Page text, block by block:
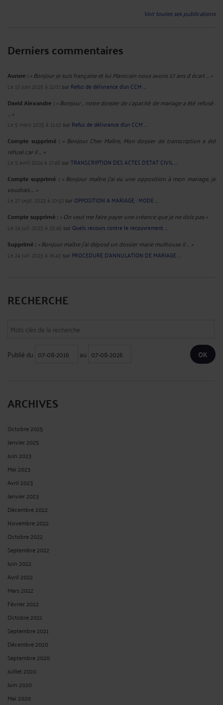
Voir toutes ses publications
Derniers commentaires
Aurore :« Bonjour je suis française et lui Marocain nous avons 17 ans d écart ... »
Le 13 juin 2025 à 12:01 sur Refus de délivrance d’un CCM ...
David Alexandre : « Bonjour , notre dossier de capacité de mariage a été refusé .
... »
Le 5 mars 2025 à 11:43 sur Refus de délivrance d’un CCM ...
Compte supprimé : « Bonjour Cher Maître, Mon dossier de transcription a été
refusé car il ... »
Le 5 avril 2024 à 17:48 surTRANSCRIPTION DES ACTES D'ETAT CIVIL ...
Compte supprimé : « Bonjour maître j'ai eu une opposition à mon mariage, je
voudrais ... »
Le 27 sept. 2023 à 10:52sur OPPOSITION A MARIAGE : MODE ...
Compte supprimé :« On veut me faire payer une créance que je ne dois pas »
Le 24 juil. 2023 à 23:45 sur Quels recours contre le recouvrement ...
Supprimé :« Bonjour maître j'ai déposé un dossier marie mulhouse il ... »
Le 24 juil. 2023 à 16:43 sur PROCEDURE D'ANNULATION DE MARIAGE ...
RECHERCHE
Publié du au
ARCHIVES
Octobre 2025
Janvier 2025
Juin 2023
Mai 2023
Avril 2023
Janvier 2023
Décembre 2022
Novembre 2022
Octobre 2022
Septembre 2022
Juin 2022
Avril 2022
Mars 2022
Février 2022
Octobre 2021
Septembre 2021
Décembre 2020
Septembre 2020
Juillet 2020
Juin 2020
Mai 2020